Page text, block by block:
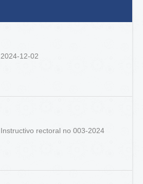
2024-12-02
Instructivo rectoral no 003-2024